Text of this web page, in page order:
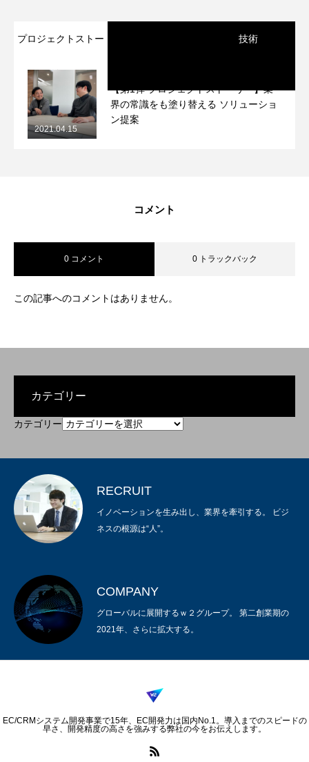
プロジェクトストー
リー
技術
【第1弾 プロジェクトストーリー】業
界の常識をも塗り替える ソリューショ
ン提案
2021.04.15
コメント
0 コメント 0 トラックバック
この記事へのコメントはありません。
カテゴリー
カテゴリー
RECRUIT
イノベーションを生み出し、業界を牽引する。 ビジ
ネスの根源は“人”。
COMPANY
グローバルに展開するｗ２グループ。 第二創業期の
2021年、さらに拡大する。
EC/CRMシステム開発事業で15年、EC開発力は国内No.1。導入までのスピードの
早さ、開発精度の高さを強みする弊社の今をお伝えします。